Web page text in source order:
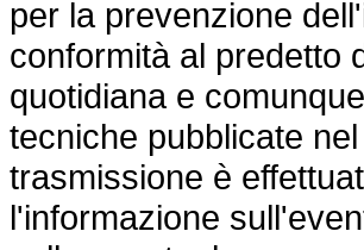
per la prevenzione
conformità al predetto
quotidiana e
tecniche pubblicate
trasmissione è
l'informazione